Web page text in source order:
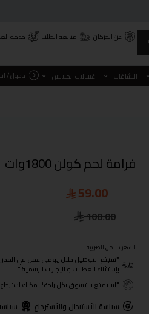
عن الحركان متابعة الطلب خدمة
النشافات غسالات الملابس دخول /
فرامة لحم كولن 1800وات
100.00
59.00
السعر شامل الضريبة
"سيتم التوصيل خلال يومي عمل في المدن الرئيسية ومن
بإستثناء العطلات و الإجازات الرسمية."
"استمتع بالتسوق بكل راحة! يمكنك استرجاع المنتجات خلال 3 أيام من
سياسة الأستبدال والأسترجاع